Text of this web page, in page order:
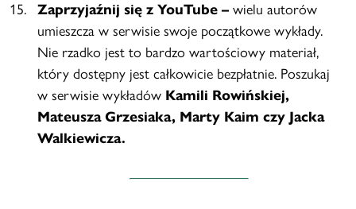
Zaprzyjaźnij się z YouTube – wielu autorów
umieszcza w serwisie swoje początkowe wykłady.
Nie rzadko jest to bardzo wartościowy materiał,
który dostępny jest całkowicie bezpłatnie. Poszukaj
w serwisie wykładów Kamili Rowińskiej,
Mateusza Grzesiaka, Marty Kaim czy Jacka
Walkiewicza.